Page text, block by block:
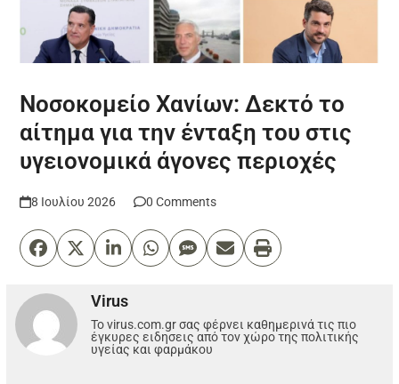
Νοσοκομείο Χανίων: Δεκτό το
αίτημα για την ένταξη του στις
υγειονομικά άγονες περιοχές
8 Ιουλίου 2026 0 Comments
Virus
Το virus.com.gr σας φέρνει καθημερινά τις πιο
έγκυρες ειδησεις από τον χώρο της πολιτικής
υγείας και φαρμάκου